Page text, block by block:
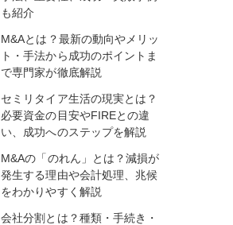
も紹介
M&Aとは？最新の動向やメリッ
ト・手法から成功のポイントま
で専門家が徹底解説
セミリタイア生活の現実とは？
必要資金の目安やFIREとの違
い、成功へのステップを解説
M&Aの「のれん」とは？減損が
発生する理由や会計処理、兆候
をわかりやすく解説
会社分割とは？種類・手続き・